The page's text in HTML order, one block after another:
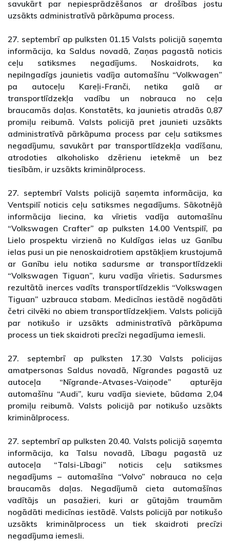
savukārt par nepiesprādzēšanos ar drošības jostu
uzsākts administratīvā pārkāpuma process.
27. septembrī ap pulksten 01.15 Valsts policijā saņemta
informācija, ka Saldus novadā, Zaņas pagastā noticis
ceļu satiksmes negadījums. Noskaidrots, ka
nepilngadīgs jaunietis vadīja automašīnu “Volkwagen”
pa autoceļu Kareļi-Franči, netika galā ar
transportlīdzekļa vadību un nobrauca no ceļa
braucamās daļas. Konstatēts, ka jaunietis atradās 0,87
promiļu reibumā. Valsts policijā pret jaunieti uzsākts
administratīvā pārkāpuma process par ceļu satiksmes
negadījumu, savukārt par transportlīdzekļa vadīšanu,
atrodoties alkoholisko dzērienu ietekmē un bez
tiesībām, ir uzsākts kriminālprocess.
27. septembrī Valsts policijā saņemta informācija, ka
Ventspilī noticis ceļu satiksmes negadījums. Sākotnējā
informācija liecina, ka vīrietis vadīja automašīnu
“Volkswagen Crafter” ap pulksten 14.00 Ventspilī, pa
Lielo prospektu virzienā no Kuldīgas ielas uz Ganību
ielas pusi un pie nenoskaidrotiem apstākļiem krustojumā
ar Ganību ielu notika sadursme ar transportlīdzekli
“Volkswagen Tiguan”, kuru vadīja vīrietis. Sadursmes
rezultātā inerces vadīts transportlīdzeklis “Volkswagen
Tiguan” uzbrauca stabam. Medicīnas iestādē nogādāti
četri cilvēki no abiem transportlīdzekļiem. Valsts policijā
par notikušo ir uzsākts administratīvā pārkāpuma
process un tiek skaidroti precīzi negadījuma iemesli.
27. septembrī ap pulksten 17.30 Valsts policijas
amatpersonas Saldus novadā, Nīgrandes pagastā uz
autoceļa “Nīgrande-Atvases-Vaiņode” apturēja
automašīnu “Audi”, kuru vadīja sieviete, būdama 2,04
promiļu reibumā. Valsts policijā par notikušo uzsākts
kriminālprocess.
27. septembrī ap pulksten 20.40. Valsts policijā saņemta
informācija, ka Talsu novadā, Lībagu pagastā uz
autoceļa “Talsi-Lībagi” noticis ceļu satiksmes
negadījums – automašīna “Volvo” nobrauca no ceļa
braucamās daļas. Negadījumā cieta automašīnas
vadītājs un pasažieri, kuri ar gūtajām traumām
nogādāti medicīnas iestādē. Valsts policijā par notikušo
uzsākts kriminālprocess un tiek skaidroti precīzi
negadījuma iemesli.